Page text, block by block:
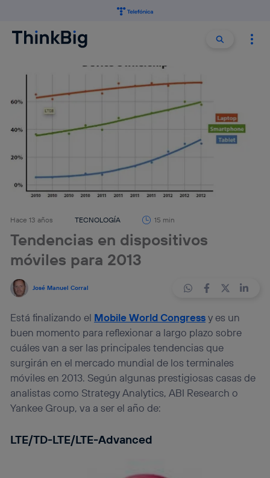
Buscar
Hace 13 años TECNOLOGÍA 15 min
Tendencias en dispositivos
móviles para 2013
José Manuel Corral
Está finalizando el Mobile World Congressy es un
buen momento para reflexionar a largo plazo sobre
cuáles van a ser las principales tendencias que
surgirán en el mercado mundial de los terminales
móviles en 2013. Según algunas prestigiosas casas de
analistas como Strategy Analytics, ABI Research o
Yankee Group, va a ser el año de:
LTE/TD-LTE/LTE-Advanced